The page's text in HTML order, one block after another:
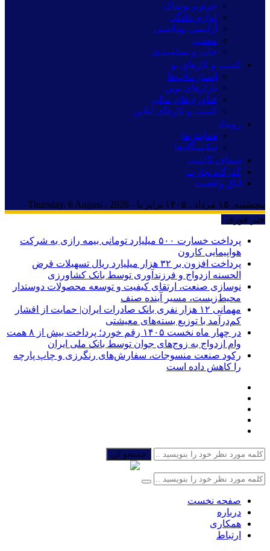
چرم و پوشاک
لوازم خانگی
آرایشی بهداشتی
معدنی
چاپ و بسته‌بندی
کسب و کارهای نو
استارت‌آپ‌ها
بازارهای نوین
فناوری‌های مالی
کسب و کارهای آنلاین
رویداد
همایش‌ها
نمایشگاه‌ها
شفاف‌نگاشت
گذرگاه تجارت
اتاق واقعیت
پنجشنبه, ۱۵ مرداد , ۱۴۰۵ برابر با - Thursday, 6 August , 2026
خبر فوری :
پرداخت خسارت ۵۰۰ میلیارد تومانی بیمه رازی به شرکت
هواپیمایی کارون
پرداخت افزون بر ۳۲ هزار میلیارد ریال تسهیلات قرض
الحسنه ازدواج و فرزندآوری توسط بانک کشاورزی
نوسازی صنعت، ارتقای کیفیت و توسعه محصولات دوستدار
محیط‌زیست، مسیر آینده صنف
مهمانی ۱۲ هزار نفری بانک صادرات ایران| حمایت از اقشار
کم‌درآمد با توزیع بسته‌های معیشتی
در چهار ماه نخست ۱۴۰۵ رقم خورد؛ پرداخت بیش از ۸ همت
وام ازدواج به زوج‌های جوان توسط بانک ملی ایران
رکود صنعت منسوجات، سفارش‌های رنگرزی و چاپ پارچه
را کاهش داده است
جستجو کن
صفحه نخست
درباره
همکاری
ارتباط